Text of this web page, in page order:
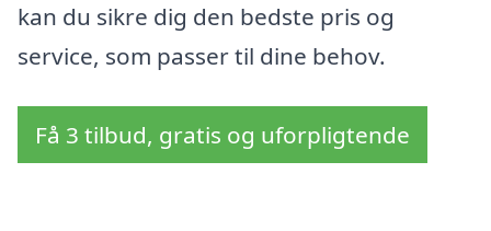
kan du sikre dig den bedste pris og
service, som passer til dine behov.
Få 3 tilbud, gratis og uforpligtende